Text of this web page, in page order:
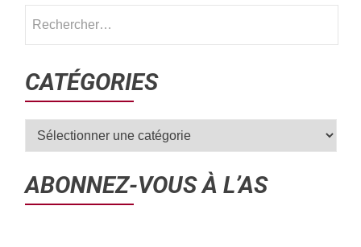
CATÉGORIES
ABONNEZ-VOUS À L’AS